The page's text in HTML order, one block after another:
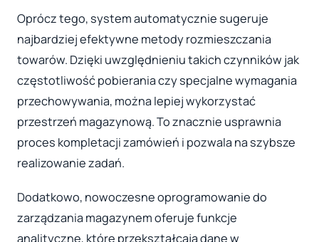
Oprócz tego, system automatycznie sugeruje
najbardziej efektywne metody rozmieszczania
towarów. Dzięki uwzględnieniu takich czynników jak
częstotliwość pobierania czy specjalne wymagania
przechowywania, można lepiej wykorzystać
przestrzeń magazynową. To znacznie usprawnia
proces kompletacji zamówień i pozwala na szybsze
realizowanie zadań.
Dodatkowo, nowoczesne oprogramowanie do
zarządzania magazynem oferuje funkcje
analityczne, które przekształcają dane w